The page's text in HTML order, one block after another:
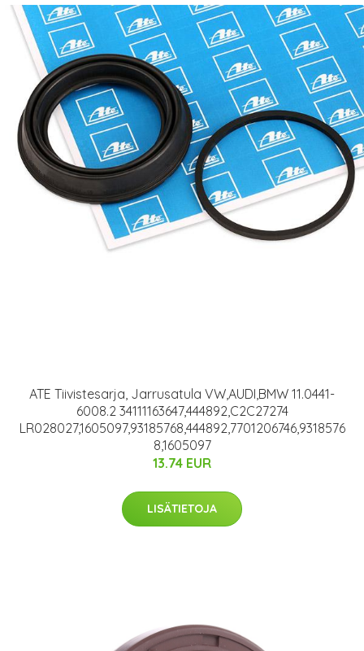
ATE Tiivistesarja, Jarrusatula VW,AUDI,BMW 11.0441-
6008.2 34111163647,444892,C2C27274
LR028027,1605097,93185768,444892,7701206746,9318576
8,1605097
13.74 EUR
LISÄTIETOJA